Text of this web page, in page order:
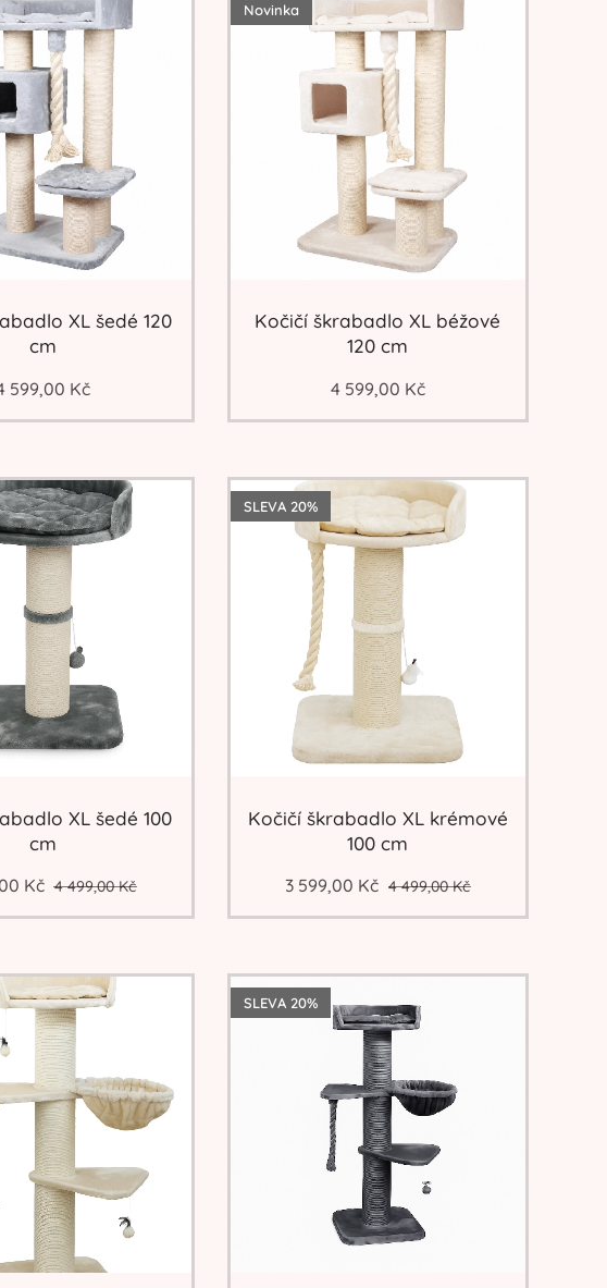
XL šedé 120
cm
599,00 Kč
Kočičí škrabadlo XL béžové
120 cm
Novinka
4 599,00 Kč
XL šedé 100
cm
Kč 4 499,00Kč
Kočičí škrabadlo XL krémové
100 cm
SLEVA 20%
3 599,00 Kč 4 499,00Kč
SLEVA 20%